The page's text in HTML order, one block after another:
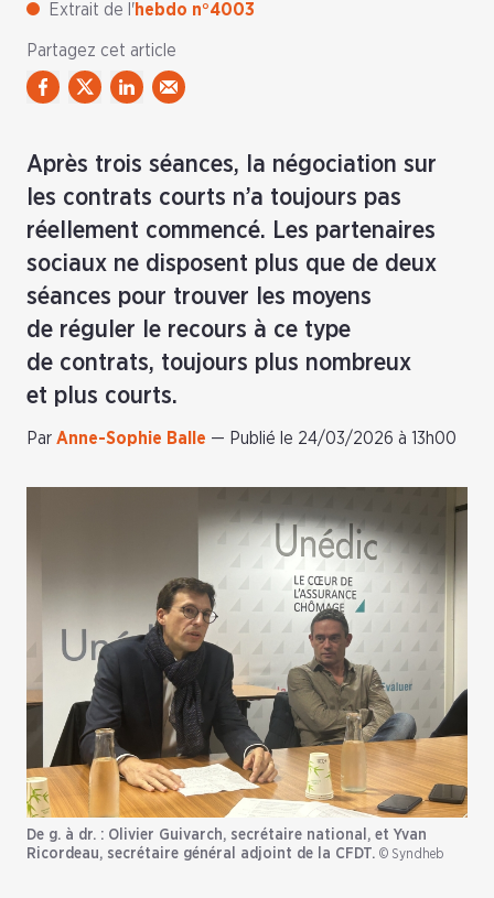
Extrait de l'hebdo n°4003
Partagez cet article
Après trois séances, la négociation sur
les contrats courts n’a toujours pas
réellement commencé. Les partenaires
sociaux ne disposent plus que de deux
séances pour trouver les moyens
de réguler le recours à ce type
de contrats, toujours plus nombreux
et plus courts.
Par Anne-Sophie Balle — Publié le 24/03/2026 à 13h00
De g. à dr. : Olivier Guivarch, secrétaire national, et Yvan
Ricordeau, secrétaire général adjoint de la CFDT. © Syndheb